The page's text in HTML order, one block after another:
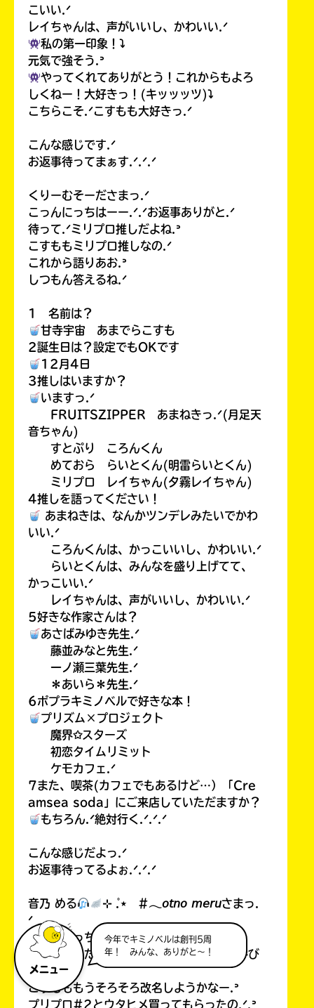
メニュー
今年でキミノベルは創刊5周
年！ みんな、ありがと～！
こいい.ᐟ
レイちゃんは、声がいいし、かわいい.ᐟ
私の第一印象！⤵︎
元気で強そう.ᐣ
やってくれてありがとう！これからもよろ
しくねー！大好きっ！(キッッッツ)⤵︎
こちらこそ.ᐟこすもも大好きっ.ᐟ
こんな感じです.ᐟ
お返事待ってまぁす.ᐟ.ᐟ.ᐟ
くりーむそーださまっ.ᐟ
こっんにっちはーー.ᐟ.ᐟお返事ありがと.ᐟ
待って.ᐟミリプロ推しだよね.ᐣ
こすももミリプロ推しなの.ᐟ
これから語りあお.ᐣ
しつもん答えるね.ᐟ
1 名前は？
甘寺宇宙 あまでらこすも
2誕生日は？設定でもOKです
12月4日
3推しはいますか？
いますっ.ᐟ
FRUITSZIPPER あまねきっ.ᐟ(月足天
音ちゃん)
すとぷり ころんくん
めておら らいとくん(明雷らいとくん)
ミリプロ レイちゃん(夕霧レイちゃん)
4推しを語ってください！
あまねきは、なんかツンデレみたいでかわ
いい.ᐟ
ころんくんは、かっこいいし、かわいい.ᐟ
らいとくんは、みんなを盛り上げてて、
かっこいい.ᐟ
レイちゃんは、声がいいし、かわいい.ᐟ
5好きな作家さんは？
あさばみゆき先生.ᐟ
藤並みなと先生.ᐟ
一ノ瀬三葉先生.ᐟ
＊あいら＊先生.ᐟ
6ポプラキミノベルで好きな本！
プリズム×プロジェクト
魔界✩スターズ
初恋タイムリミット
ケモカフェ.ᐟ
7また、喫茶(カフェでもあるけど…）「Cre
amsea soda」にご来店していただますか？
もちろん.ᐟ絶対行く.ᐟ.ᐟ.ᐟ
こんな感じだよっ.ᐟ
お返事待ってるよぉ.ᐟ.ᐟ.ᐟ
音乃 める
⊹ ̊.⋆ #𓂃𝘰𝘵𝘯𝘰 𝘮𝘦𝘳𝘶さまっ.
ᐟ
こっんにっちはーー.ᐟ.ᐟお返事ありがと.ᐟ
改名したんだね.ᐟとってもかわいい.ᐟめる呼び
？
こすもももうそろそろ改名しようかなー.ᐣ
プリプロ#2とウタヒメ買ってもらったの.ᐟ.ᐣ